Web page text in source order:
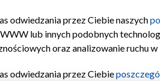
odwiedzania przez Ciebie naszych
lub innych podobnych
oraz analizowanie ruchu
odwiedzania przez Ciebie